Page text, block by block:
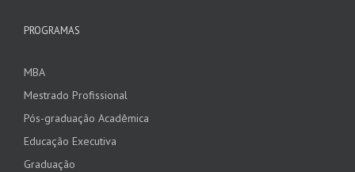
PROGRAMAS
MBA
Mestrado Profissional
Pós-graduação Acadêmica
Educação Executiva
Graduação